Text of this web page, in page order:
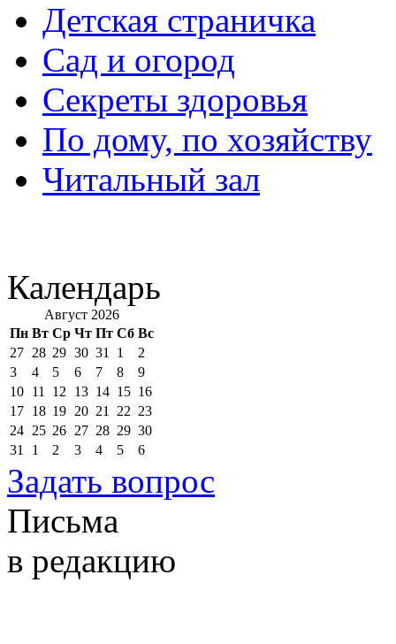
Детская страничка
Сад и огород
Секреты здоровья
По дому, по хозяйству
Читальный зал
Календарь
Август 2026
Пн Вт Ср Чт Пт Сб Вс
27 28 29 30 31 1
2
3
4 5 6 7 8
9
10 11 12 13 14 15 16
17 18 19 20 21 22 23
24 25 26 27 28 29 30
31
1 2 3 4 5 6
Задать вопрос
Письма
в редакцию